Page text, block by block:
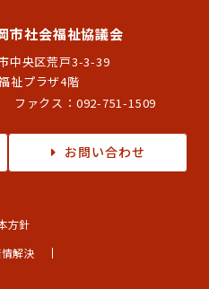
市社会福祉協議会
中央区荒戸3-3-39
祉プラザ4階
ファクス：092-751-1509
お問い合わせ
方針
解決